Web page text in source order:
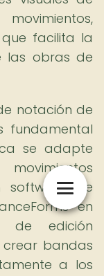
facilita la
las obras de
notación de
fundamental
se adapte
software de
en
de edición
crear bandas
a los